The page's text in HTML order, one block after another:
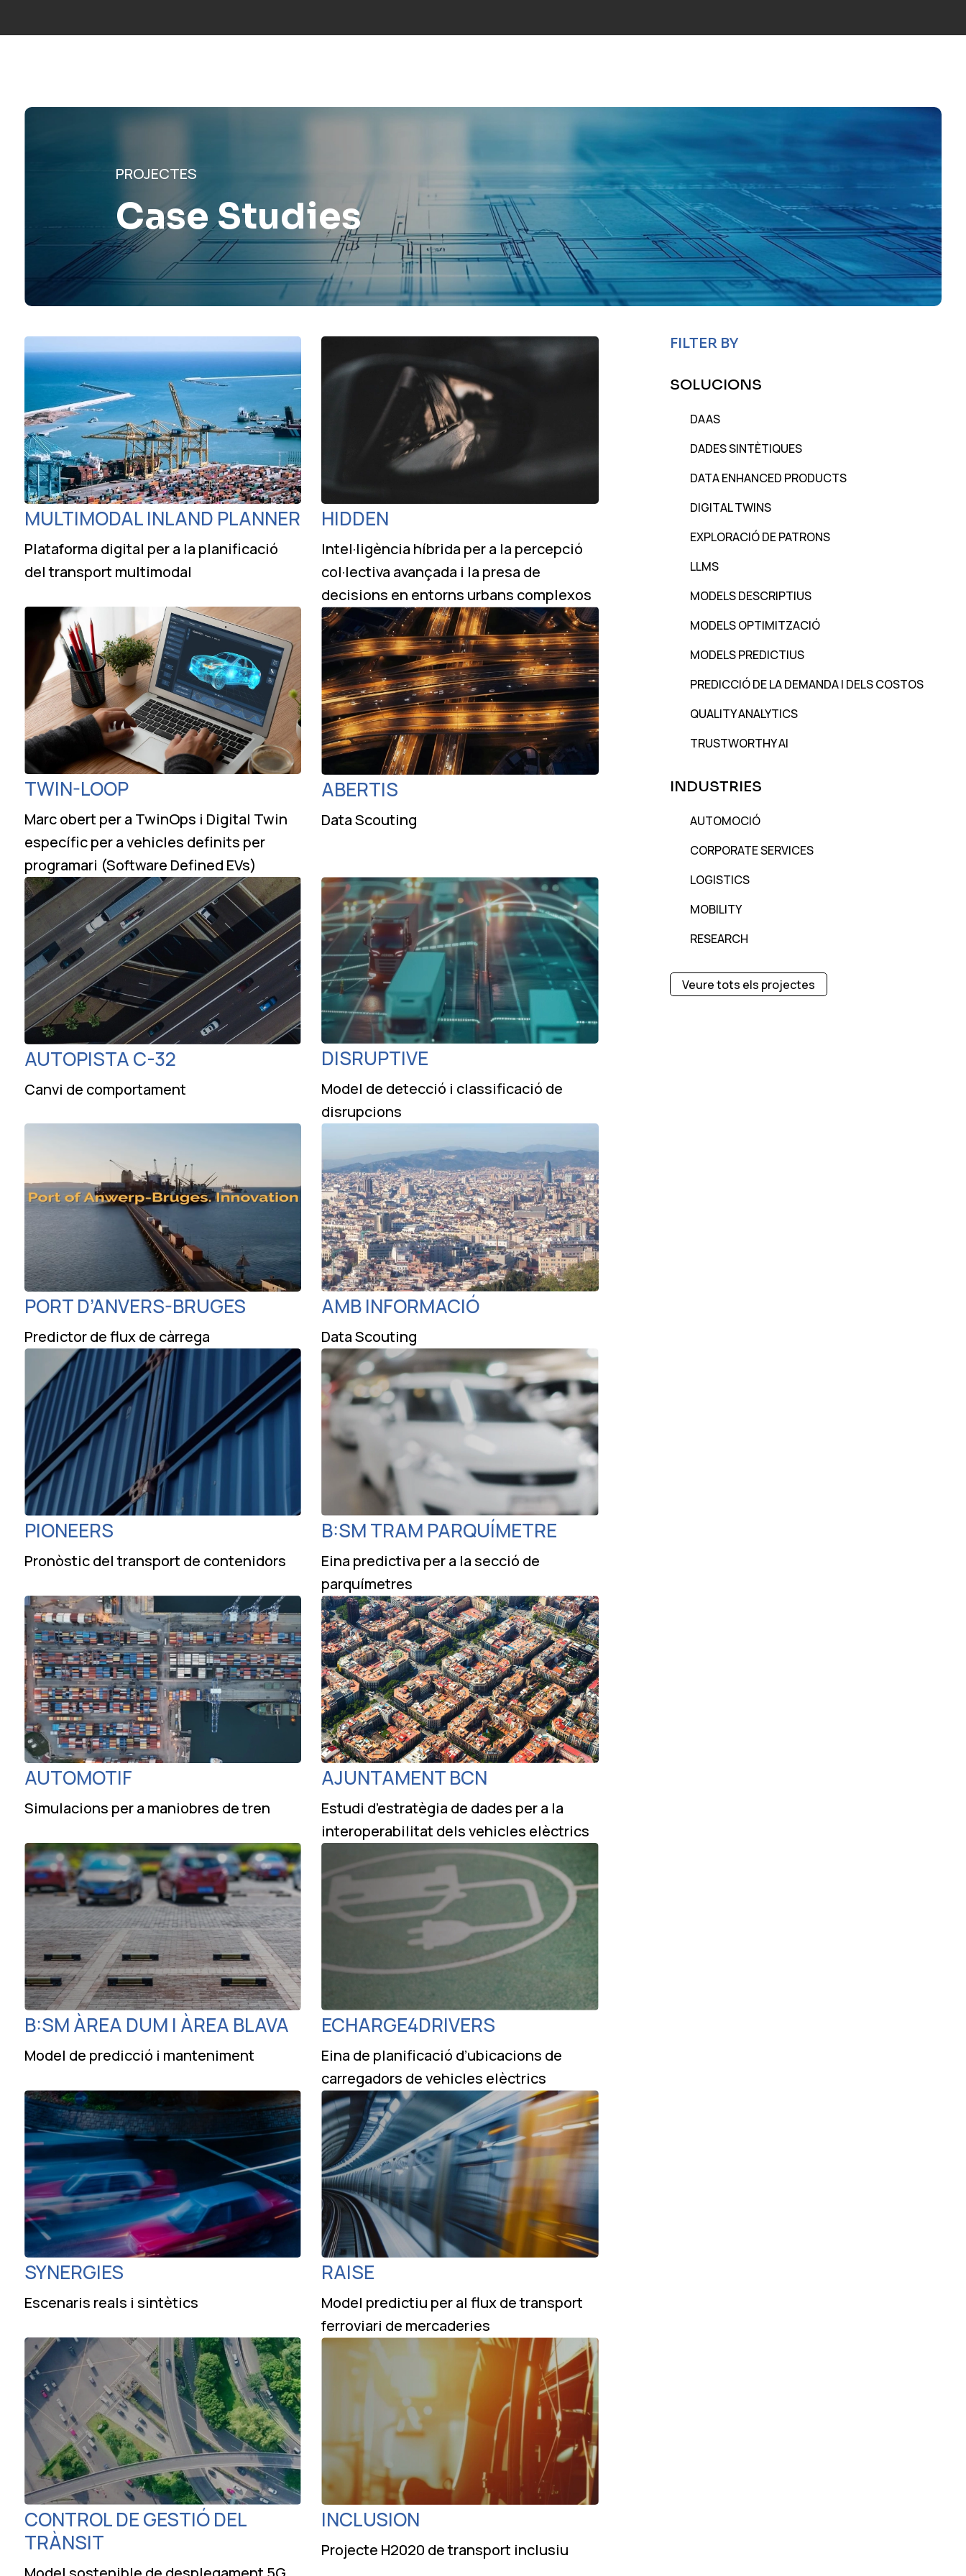
PROJECTES
Case Studies
MULTIMODAL INLAND PLANNER
Plataforma digital per a la planificació
del transport multimodal
HIDDEN
Intel·ligència híbrida per a la percepció
col·lectiva avançada i la presa de
decisions en entorns urbans complexos
TWIN-LOOP
Marc obert per a TwinOps i Digital Twin
específic per a vehicles definits per
programari (Software Defined EVs)
ABERTIS
Data Scouting
AUTOPISTA C-32
Canvi de comportament
DISRUPTIVE
Model de detecció i classificació de
disrupcions
PORT D’ANVERS-BRUGES
Predictor de flux de càrrega
AMB INFORMACIÓ
Data Scouting
PIONEERS
Pronòstic del transport de contenidors
B:SM TRAM PARQUÍMETRE
Eina predictiva per a la secció de
parquímetres
AUTOMOTIF
Simulacions per a maniobres de tren
AJUNTAMENT BCN
Estudi d’estratègia de dades per a la
interoperabilitat dels vehicles elèctrics
B:SM ÀREA DUM I ÀREA BLAVA
Model de predicció i manteniment
ECHARGE4DRIVERS
Eina de planificació d’ubicacions de
carregadors de vehicles elèctrics
SYNERGIES
Escenaris reals i sintètics
RAISE
Model predictiu per al flux de transport
ferroviari de mercaderies
CONTROL DE GESTIÓ DEL
TRÀNSIT
INCLUSION
Projecte H2020 de transport inclusiu
FILTER BY
SOLUCIONS
DAAS
DADES SINTÈTIQUES
DATA ENHANCED PRODUCTS
DIGITAL TWINS
EXPLORACIÓ DE PATRONS
LLMS
MODELS DESCRIPTIUS
MODELS OPTIMITZACIÓ
MODELS PREDICTIUS
PREDICCIÓ DE LA DEMANDA I DELS COSTOS
QUALITY ANALYTICS
TRUSTWORTHY AI
INDUSTRIES
AUTOMOCIÓ
CORPORATE SERVICES
LOGISTICS
MOBILITY
RESEARCH
Veure tots els projectes